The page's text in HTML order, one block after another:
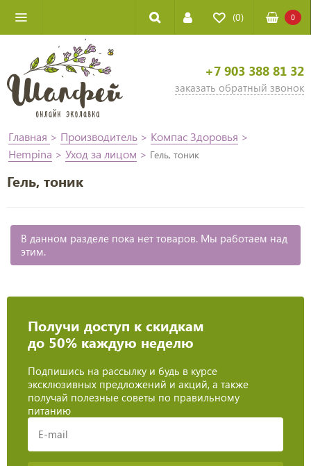
(0) 0
+7 903 388 81 32
заказать обратный звонок
Главная > Производитель > Компас Здоровья >
Hempina > Уход за лицом > Гель, тоник
Гель, тоник
В данном разделе пока нет товаров. Мы работаем над
этим.
Получи доступ к скидкам
до 50% каждую неделю
Подпишись на рассылку и будь в курсе
эксклюзивных предложений и акций, а также
получай полезные советы по правильному
питанию